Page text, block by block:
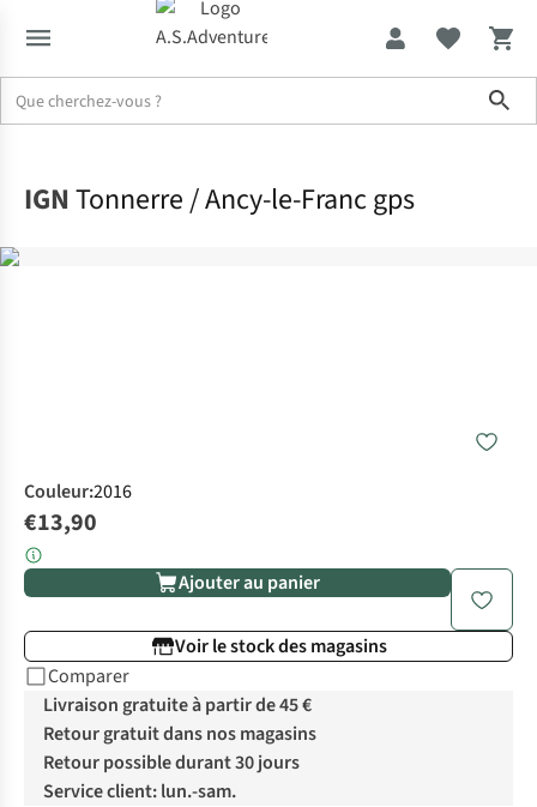
IGN Tonnerre / Ancy-le-Franc gps
Couleur:2016
€13,90
Ajouter au panier
Voir le stock des magasins
Comparer
Livraison gratuite à partir de 45 €
Retour gratuit dans nos magasins
Retour possible durant 30 jours
Service client: lun.-sam.